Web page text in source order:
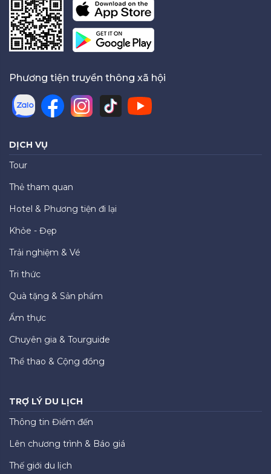
Phương tiện truyền thông xã hội
DỊCH VỤ
Tour
Thẻ tham quan
Hotel & Phương tiện đi lại
Khỏe - Đẹp
Trải nghiệm & Vé
Tri thức
Quà tặng & Sản phẩm
Ẩm thực
Chuyên gia & Tourguide
Thể thao & Cộng đồng
TRỢ LÝ DU LỊCH
Thông tin Điểm đến
Lên chương trình & Báo giá
Thế giới du lịch